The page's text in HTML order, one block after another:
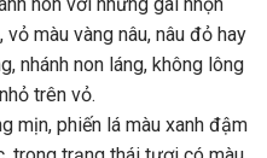
màu vàng nâu, nâu đỏ hay
nhánh non láng, không lông
trên vỏ.
mịn, phiến lá màu xanh đậm